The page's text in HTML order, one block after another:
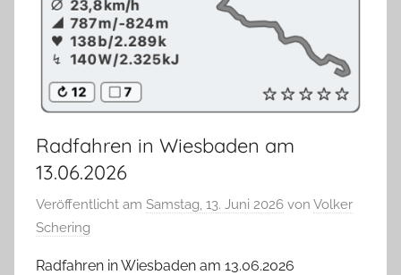
Radfahren in Wiesbaden am
13.06.2026
Veröffentlicht am Samstag, 13. Juni 2026 von Volker
Schering
Radfahren in Wiesbaden am 13.06.2026